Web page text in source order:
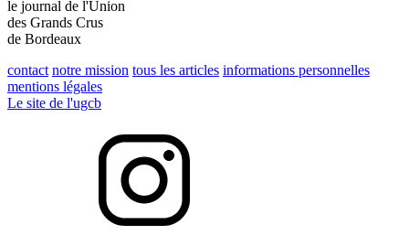
le journal de l'Union
des Grands Crus
de Bordeaux
contact notre mission tous les articles informations personnelles
mentions légales
Le site de l'ugcb